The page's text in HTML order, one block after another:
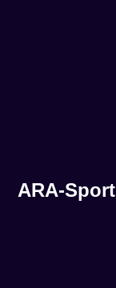
ARA-Sport